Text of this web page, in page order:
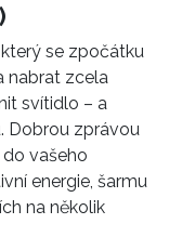
se zpočátku
nabrat zcela
svítidlo – a
Dobrou zprávou
do vašeho
energie, šarmu
na několik